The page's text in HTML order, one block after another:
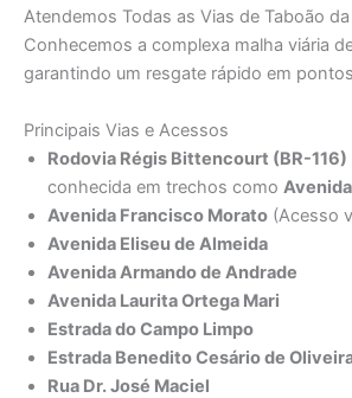
Atendemos Todas as Vias de Taboão da
Conhecemos a complexa malha viária
garantindo um resgate rápido em
Principais Vias e Acessos
Rodovia Régis Bittencourt (BR-116)
conhecida em trechos como
Avenida Francisco Morato (Acesso
Avenida Eliseu de Almeida
Avenida Armando de Andrade
Avenida Laurita Ortega Mari
Estrada do Campo Limpo
Estrada Benedito Cesário de
Rua Dr. José Maciel